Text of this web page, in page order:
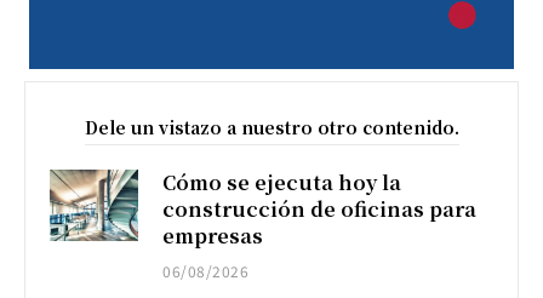
Dele un vistazo a nuestro otro contenido.
Cómo se ejecuta hoy la
construcción de oficinas para
empresas
06/08/2026